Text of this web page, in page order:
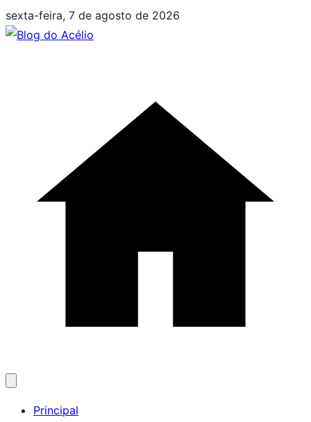
Pular
para
sexta-feira, 7 de agosto de 2026
menu
Principal